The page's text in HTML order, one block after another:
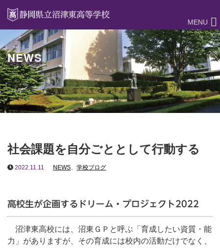
MENU
NEWS
社会課題を自分ごととして行動する
2022.11.11 NEWS、 学校ブログ
高校生が企画するドリーム・プロジェクト2022
沼津東高校には、沼東ＧＰと呼ぶ「育成したい資質・能
力」がありますが、その育成には校内の活動だけでなく、